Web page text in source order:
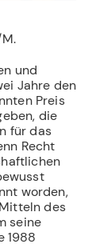
und
Jahre den
Preis
die
für das
Recht
worden,
des
seine
1988